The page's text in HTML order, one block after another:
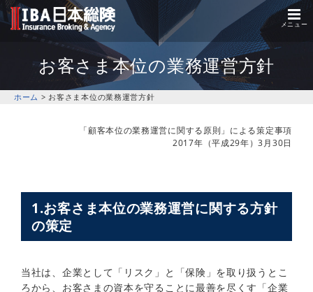
メニュー
お客さま本位の業務運営方針
ホーム お客さま本位の業務運営方針
「顧客本位の業務運営に関する原則」による策定事項
2017年（平成29年）3月30日
1.お客さま本位の業務運営に関する方針
の策定
当社は、企業として「リスク」と「保険」を取り扱うとこ
ろから、お客さまの資本を守ることに最善を尽くす「企業